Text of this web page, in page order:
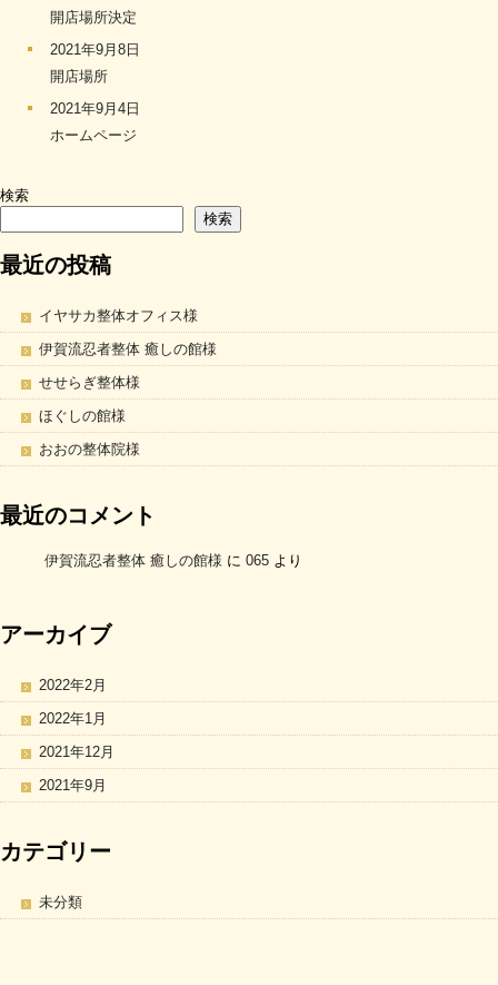
開店場所決定
2021年9月8日
開店場所
2021年9月4日
ホームページ
検索
検索
最近の投稿
イヤサカ整体オフィス様
伊賀流忍者整体 癒しの館様
せせらぎ整体様
ほぐしの館様
おおの整体院様
最近のコメント
伊賀流忍者整体 癒しの館様 に 065 より
アーカイブ
2022年2月
2022年1月
2021年12月
2021年9月
カテゴリー
未分類